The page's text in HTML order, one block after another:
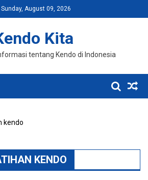
Sunday, August 09, 2026
Kita
tentang Kendo di Indonesia
kendo
KENDO